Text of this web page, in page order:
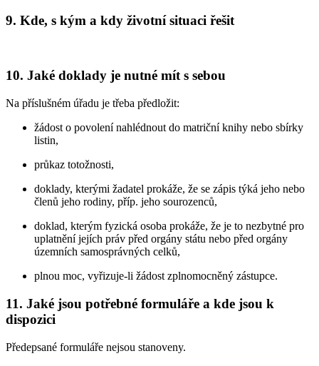
9. Kde, s kým a kdy životní situaci řešit
10. Jaké doklady je nutné mít s sebou
Na příslušném úřadu je třeba předložit:
žádost o povolení nahlédnout do matriční knihy nebo sbírky
listin,
průkaz totožnosti,
doklady, kterými žadatel prokáže, že se zápis týká jeho nebo
členů jeho rodiny, příp. jeho sourozenců,
doklad, kterým fyzická osoba prokáže, že je to nezbytné pro
uplatnění jejích práv před orgány státu nebo před orgány
územních samosprávných celků,
plnou moc, vyřizuje-li žádost zplnomocněný zástupce.
11. Jaké jsou potřebné formuláře a kde jsou k
dispozici
Předepsané formuláře nejsou stanoveny.